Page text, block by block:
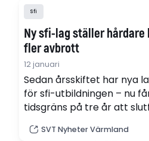
Sfi
Ny sfi-lag ställer hårdare
fler avbrott
12 januari
Sedan årsskiftet har nya
för sfi-utbildningen – nu
tidsgräns på tre år att
med det nya kravet.
SVT Nyheter Värmland